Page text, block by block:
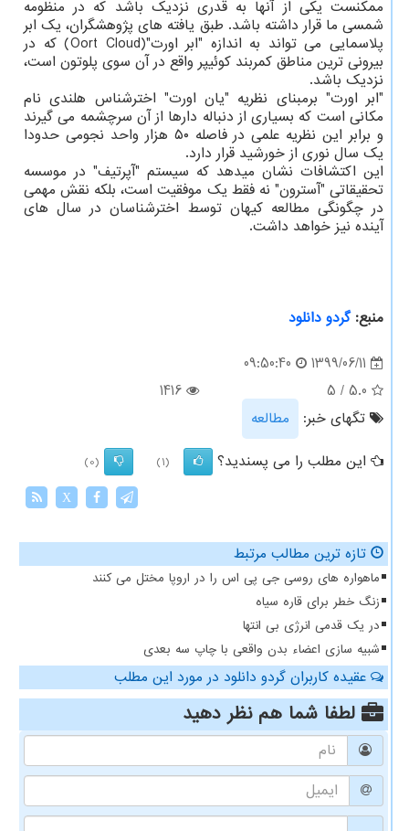
ممکنست یکی از آنها به قدری نزدیک باشد که در منظومه
شمسی ما قرار داشته باشد. طبق یافته های پژوهشگران، یک ابر
پلاسمایی می تواند به اندازه "ابر اورت"(Oort Cloud) که در
بیرونی ترین مناطق کمربند کوئیپر واقع در آن سوی پلوتون است،
نزدیک باشد.
"ابر اورت" برمبنای نظریه "یان اورت" اخترشناس هلندی نام
مکانی است که بسیاری از دنباله دارها از آن سرچشمه می گیرند
و برابر این نظریه علمی در فاصله ۵۰ هزار واحد نجومی حدودا
یک سال نوری از خورشید قرار دارد.
این اکتشافات نشان میدهد که سیستم "آپرتیف" در موسسه
تحقیقاتی "آسترون" نه فقط یک موفقیت است، بلکه نقش مهمی
در چگونگی مطالعه کیهان توسط اخترشناسان در سال های
آینده نیز خواهد داشت.
منبع:گردو دانلود
1399/06/11
09:50:40
5.0
/
5
1416
تگهای خبر:
مطالعه
این مطلب را می پسندید؟
(1)
(0)
X
تازه ترین مطالب مرتبط
ماهواره های روسی جی پی اس را در اروپا مختل می کنند
زنگ خطر برای قاره سیاه
در یک قدمی انرژی بی انتها
شبیه سازی اعضاء بدن واقعی با چاپ سه بعدی
عقیده کاربران گردو دانلود در مورد این مطلب
لطفا شما همنظر دهید